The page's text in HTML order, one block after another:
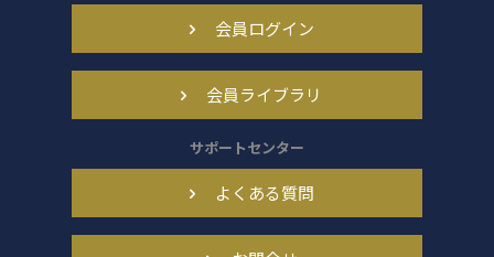
会員ログイン
会員ライブラリ
サポートセンター
よくある質問